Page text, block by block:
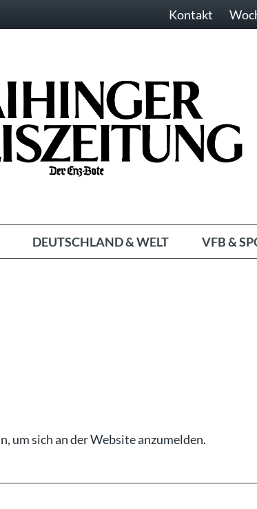
Kontakt
DEUTSCHLAND & WELT VFB &
um sich an der Web­site an­zu­mel­den.